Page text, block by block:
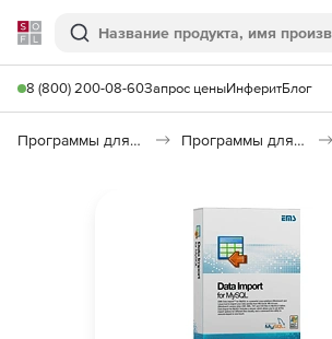
Softline
Поиск
8 (800) 200-08-60Запрос ценыИнферитБлог
Программы для программирования Программы для работы с базами данных